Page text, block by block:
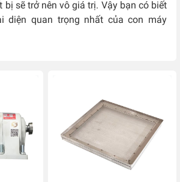
bị sẽ trở nên vô giá trị. Vậy bạn có biết
diện quan trọng nhất của con máy